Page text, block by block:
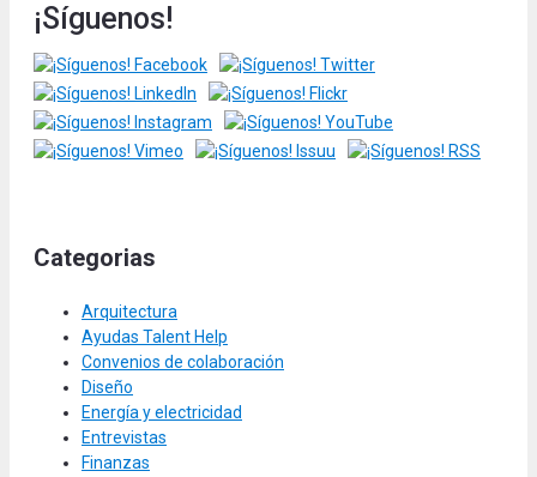
¡Síguenos!
Categorias
Arquitectura
Ayudas Talent Help
Convenios de colaboración
Diseño
Energía y electricidad
Entrevistas
Finanzas